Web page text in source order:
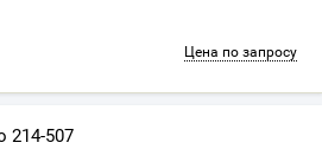
Цена по запросу
214-507